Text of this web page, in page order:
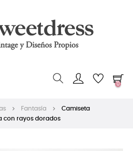
0
Fantasía
Camiseta
con rayos dorados